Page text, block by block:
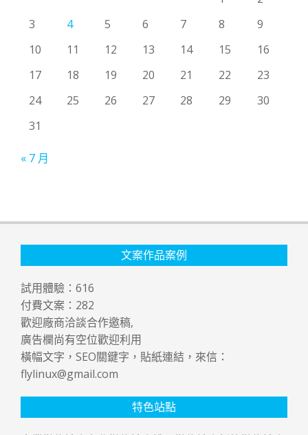
3
4 5 6 7 8
9
10
11 12 13 14 15
16
17
18 19 20 21 22
23
24
25 26 27 28 29
30
31
« 7 月
文案作品案例
試用體驗： 616
付費文案： 282
歡迎廠商洽談合作邀稿,
廣告欄尚有空位歡迎利用
橫幅文字，SEO關鍵字，貼紙連結，來信：
flylinux@gmail.com
特色站點